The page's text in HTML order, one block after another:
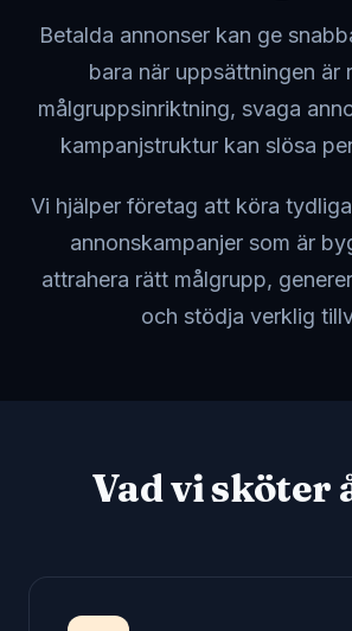
Betalda annonser kan ge
bara när uppsättningen är
målgruppsinriktning, svaga
kampanjstruktur kan slösa
Vi hjälper företag att köra
annonskampanjer som är
attrahera rätt målgrupp,
och stödja verklig
Vad vi sköter